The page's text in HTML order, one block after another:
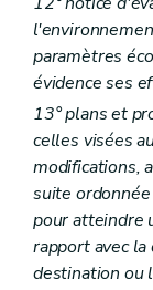
Titre III
Art. D
Art. D
Art. D
Art. D
Art. D
Titre IV
Art. D
Art. D
Art. D
Titre V
Art.
Titre VI
paramètres
évidence ses
13° plans et
celles visées
modifications,
suite
pour atteindre
rapport avec
destination ou